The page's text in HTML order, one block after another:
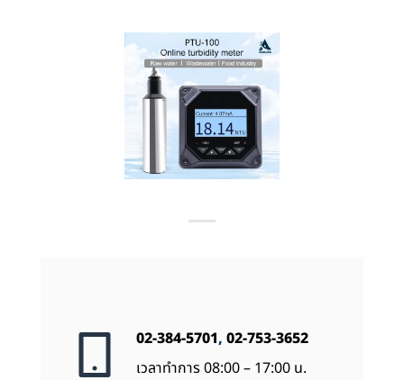
02-384-5701, 02-753-3652
เวลาทำการ 08:00 – 17:00 น.